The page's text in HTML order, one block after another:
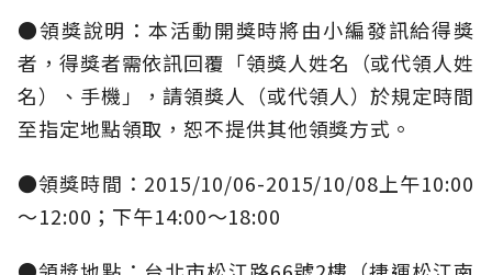
●領獎說明：本活動開獎時將由小編發訊給得獎
者，得獎者需依訊回覆「領獎人姓名（或代領人姓
名）、手機」，請領獎人（或代領人）於規定時間
至指定地點領取，恕不提供其他領獎方式。
●領獎時間：2015/10/06-2015/10/08上午10:00
～12:00；下午14:00～18:00